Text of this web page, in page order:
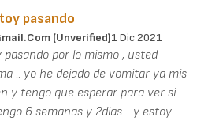
pasando
(unverified)1 Dic 2021
por lo mismo , usted
.. yo he dejado de vomitar ya mis
y tengo que esperar para ver si
6 semanas y 2dias .. y estoy